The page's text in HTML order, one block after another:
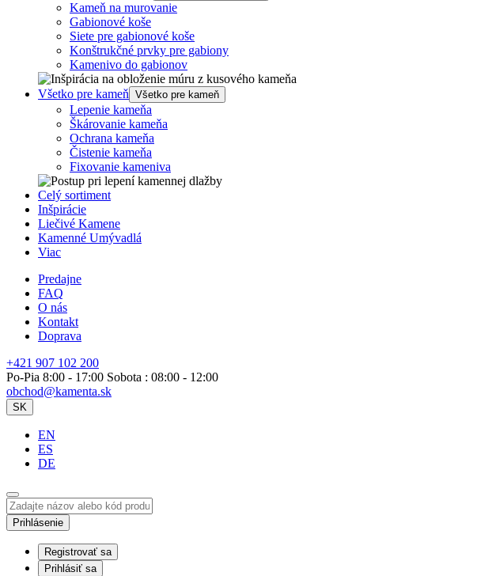
Kameň na murovanie
Gabionové koše
Siete pre gabionové koše
Konštrukčné prvky pre gabiony
Kamenivo do gabionov
Všetko pre kameň Všetko pre kameň
Lepenie kameňa
Škárovanie kameňa
Ochrana kameňa
Čistenie kameňa
Fixovanie kameniva
Celý sortiment
Inšpirácie
Liečivé Kamene
Kamenné Umývadlá
Viac
Predajne
FAQ
O nás
Kontakt
Doprava
+421 907 102 200
Po-Pia 8:00 - 17:00 Sobota : 08:00 - 12:00
obchod@kamenta.sk
SK
EN
ES
DE
Prihlásenie
Registrovať sa
Prihlásiť sa